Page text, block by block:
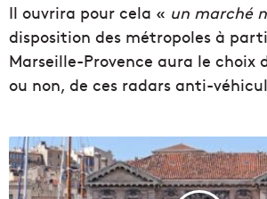
Il ouvrira pour cela « un marché
disposition des métropoles à
Marseille-Provence aura le choix
ou non, de ces radars anti-
V
i
s